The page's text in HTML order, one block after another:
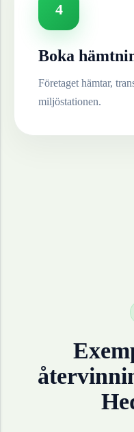
4
Boka
Företaget hämtar,
miljöstationen.